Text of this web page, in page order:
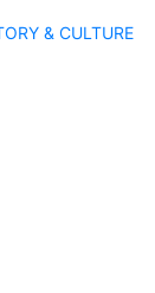
& CULTURE